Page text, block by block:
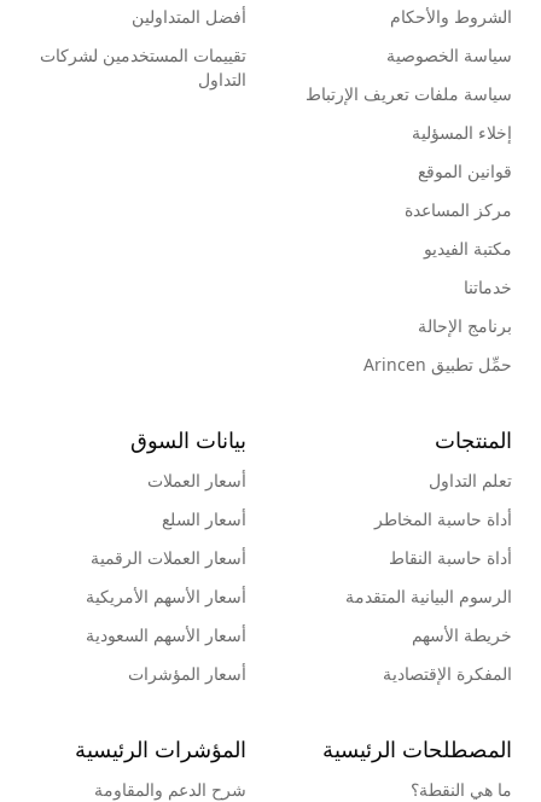
الشروط والأحكام
سياسة الخصوصية
سياسة ملفات تعريف الإرتباط
إخلاء المسؤلية
قوانين الموقع
مركز المساعدة
مكتبة الفيديو
خدماتنا
برنامج الإحالة
حمِّل تطبيق Arincen
أفضل المتداولين
تقييمات المستخدمين لشركات
التداول
المنتجات
تعلم التداول
أداة حاسبة المخاطر
أداة حاسبة النقاط
الرسوم البيانية المتقدمة
خريطة الأسهم
المفكرة الإقتصادية
بيانات السوق
أسعار العملات
أسعار السلع
أسعار العملات الرقمية
أسعار الأسهم الأمريكية
أسعار الأسهم السعودية
أسعار المؤشرات
المصطلحات الرئيسية
ما هي النقطة؟
المؤشرات الرئيسية
شرح الدعم والمقاومة